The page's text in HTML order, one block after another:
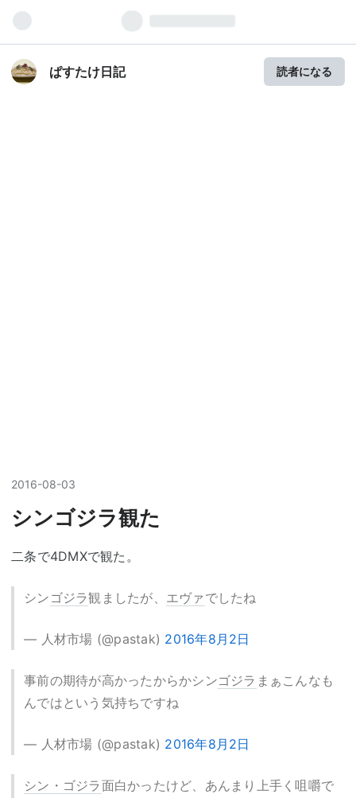
ぱすたけ日記 読者になる
2016-08-03
シンゴジラ観た
二条で4DMXで観た。
シン ゴジラ観ましたが、 エヴァでしたね
— 人材市場 (@pastak) 2016年8月2日
事前の期待が高かったからかシンゴジラ まぁこんなも
んではという気持ちですね
— 人材市場 (@pastak) 2016年8月2日
シン・ゴジラ面白かったけど、あんまり上手く咀嚼で